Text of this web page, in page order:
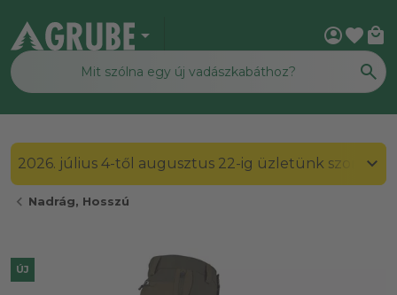
arrow_drop_down account_circlefavorite local_mall
2026. július 4-től augusztus 22-ig üzletünk
chevron_left Nadrág, Hosszú
ÚJ